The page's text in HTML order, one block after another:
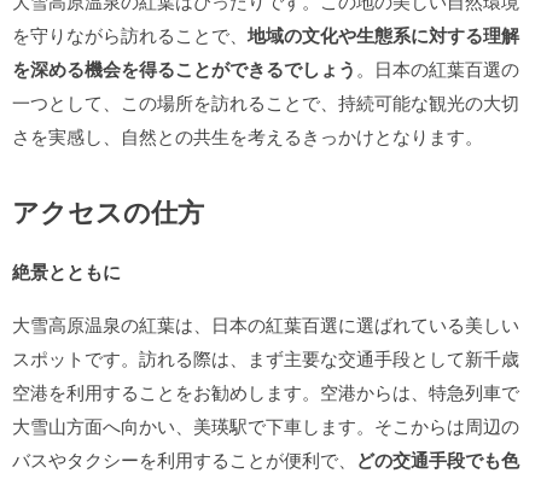
を守りながら訪れることで、 地域の文化や生態系に対する理解
を深める機会を得ることができるでしょう 。日本の紅葉百選の
一つとして、この場所を訪れることで、持続可能な観光の大切
さを実感し、自然との共生を考えるきっかけとなります。
アクセスの仕方
絶景とともに
大雪高原温泉の紅葉は、日本の紅葉百選に選ばれている美しい
スポットです。訪れる際は、まず主要な交通手段として新千歳
空港を利用することをお勧めします。空港からは、特急列車で
大雪山方面へ向かい、美瑛駅で下車します。そこからは周辺の
バスやタクシーを利用することが便利で、 どの交通手段でも色